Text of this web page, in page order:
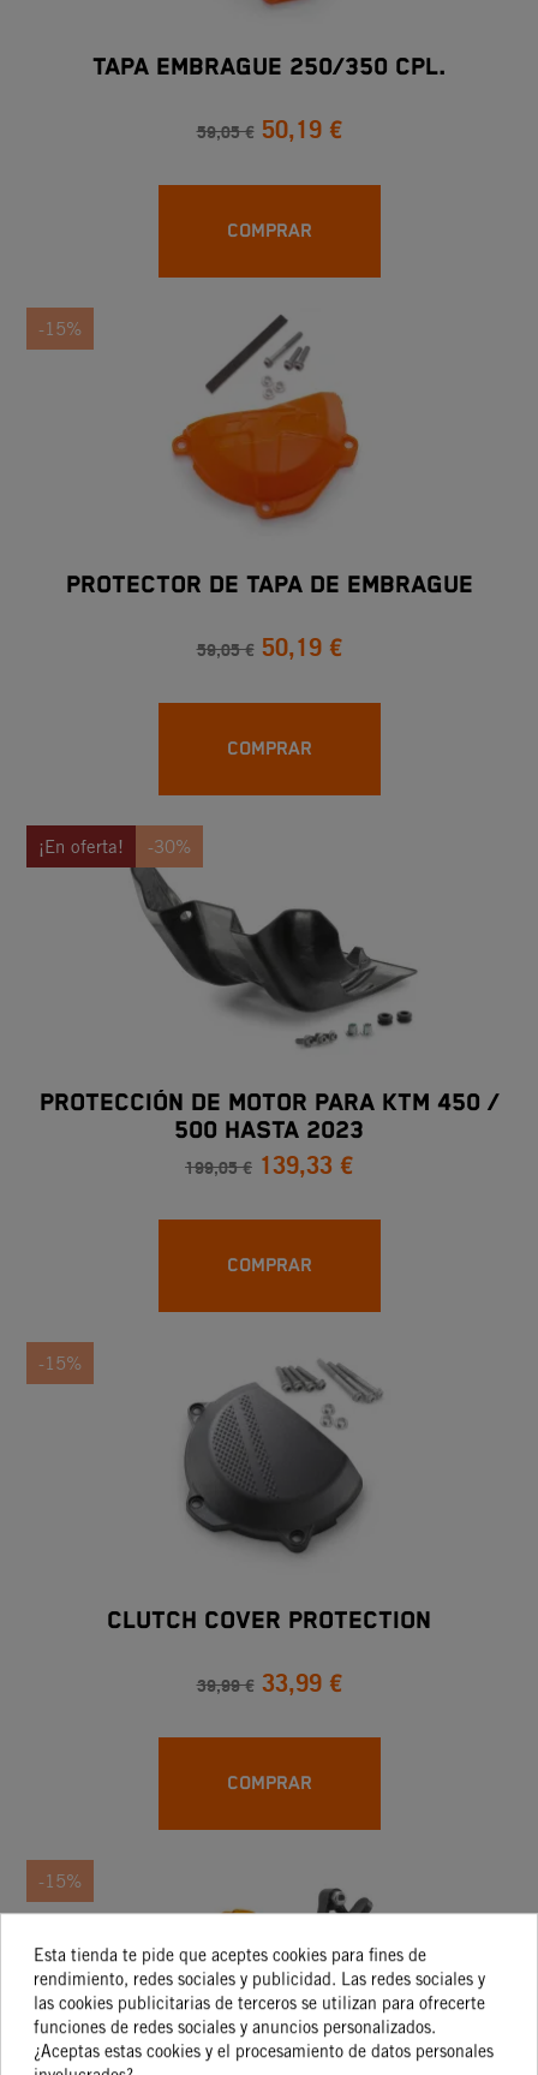
TAPA EMBRAGUE 250/350 CPL.
59,05 € 50,19 €
COMPRAR
-15%
PROTECTOR DE TAPA DE EMBRAGUE
59,05 € 50,19 €
COMPRAR
¡En oferta! -30%
PROTECCIÓN DE MOTOR PARA KTM 450 /
500 HASTA 2023
199,05 € 139,33 €
COMPRAR
-15%
CLUTCH COVER PROTECTION
39,99 € 33,99 €
COMPRAR
-15%
Esta tienda te pide que aceptes cookies para fines de
rendimiento, redes sociales y publicidad. Las redes sociales y
las cookies publicitarias de terceros se utilizan para ofrecerte
funciones de redes sociales y anuncios personalizados.
¿Aceptas estas cookies y el procesamiento de datos personales